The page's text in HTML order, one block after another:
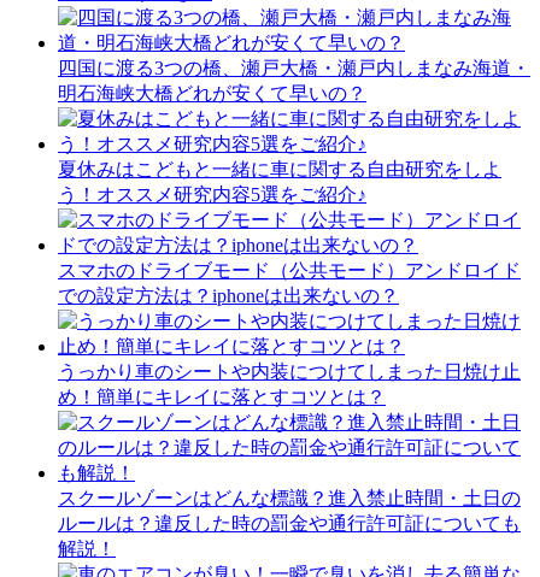
四国に渡る3つの橋、瀬戸大橋・瀬戸内しまなみ海道・
明石海峡大橋どれが安くて早いの？
夏休みはこどもと一緒に車に関する自由研究をしよ
う！オススメ研究内容5選をご紹介♪
スマホのドライブモード（公共モード）アンドロイド
での設定方法は？iphoneは出来ないの？
うっかり車のシートや内装につけてしまった日焼け止
め！簡単にキレイに落とすコツとは？
スクールゾーンはどんな標識？進入禁止時間・土日の
ルールは？違反した時の罰金や通行許可証についても
解説！